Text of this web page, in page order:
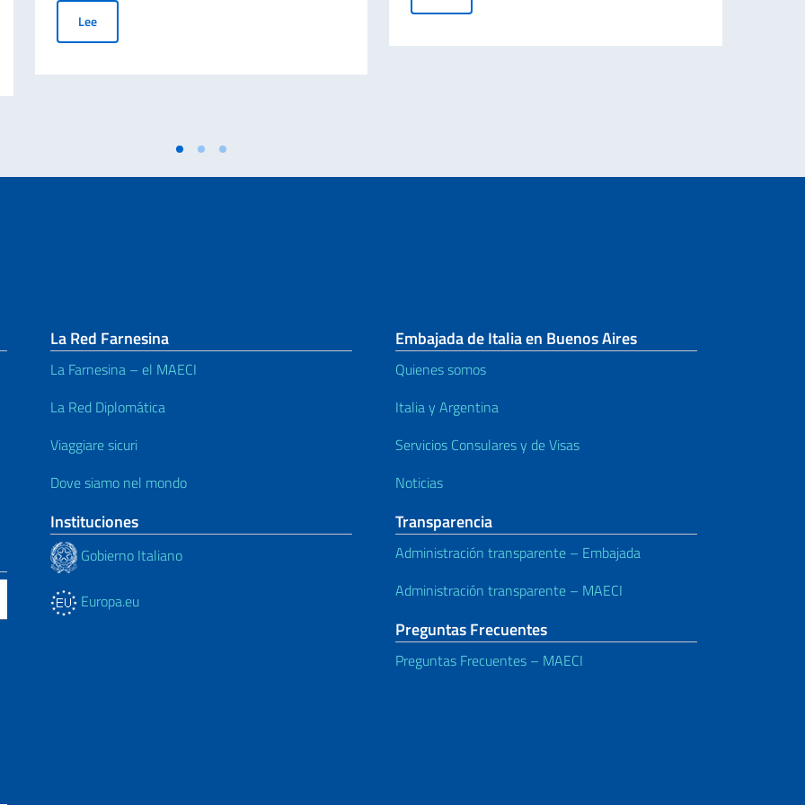
Dalfovo, de ADASIM (Fundación Dante Alighieri Escuelas Italianas en el Mundo).
LeeEl Embajador Fabrizio Nicoletti otorgó la condecoración de Cavaliere dell’Ordine della Stella d’Italia al Sr. Daniel Andrés Alfredo
La Red Farnesina
La Farnesina – el MAECI
La Red Diplomática
Viaggiare sicuri
Dove siamo nel mondo
Instituciones
Gobierno Italiano
Europa.eu
Embajada de Italia en Buenos Aires
Quienes somos
Italia y Argentina
Servicios Consulares y de Visas
Noticias
Transparencia
Administración transparente – Embajada
Administración transparente – MAECI
Preguntas Frecuentes
Preguntas Frecuentes – MAECI